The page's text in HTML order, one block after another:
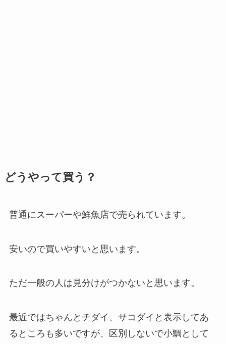
どうやって買う？
普通にスーパーや鮮魚店で売られています。
安いので買いやすいと思います。
ただ一般の人は見分けがつかないと思います。
最近ではちゃんとチダイ、サコダイと表示してあ
るところも多いですが、区別しないで小鯛として